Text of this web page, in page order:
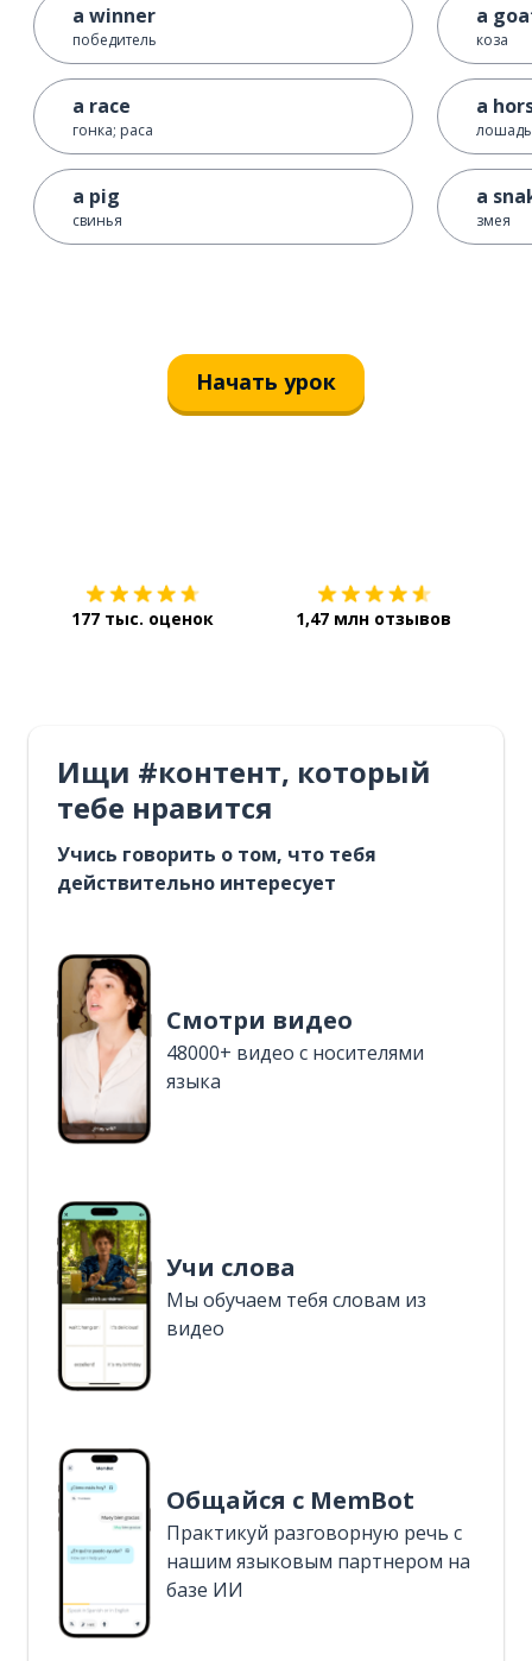
a winner
победитель
a race
гонка; раса
a pig
свинья
a
коза
a
лошадь
a
змея
Начать урок
177 тыс. оценок 1,47 млн отзывов
Ищи #контент, который
тебе нравится
Учись говорить о том, что тебя
действительно интересует
Смотри видео
48000+ видео с носителями
языка
Учи слова
Мы обучаем тебя словам из
видео
Общайся с MemBot
Практикуй разговорную речь с
нашим языковым партнером на
базе ИИ